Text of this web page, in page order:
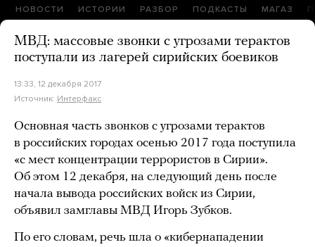
НОВОСТИ ИСТОРИИ РАЗБОР ПОДКАСТЫ МАГАЗ
МВД: массовые звонки с угрозами терактов
поступали из лагерей сирийских боевиков
13:33, 12 декабря 2017
Источник: Интерфакс
Основная часть звонков с угрозами терактов
в российских городах осенью 2017 года поступила
«с мест концентрации террористов в Сирии».
Об этом 12 декабря, на следующий день после
начала вывода российских войск из Сирии,
объявил замглавы МВД Игорь Зубков.
По его словам, речь шла о «кибернападении